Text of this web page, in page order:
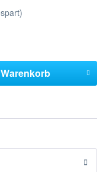
Warenkorb